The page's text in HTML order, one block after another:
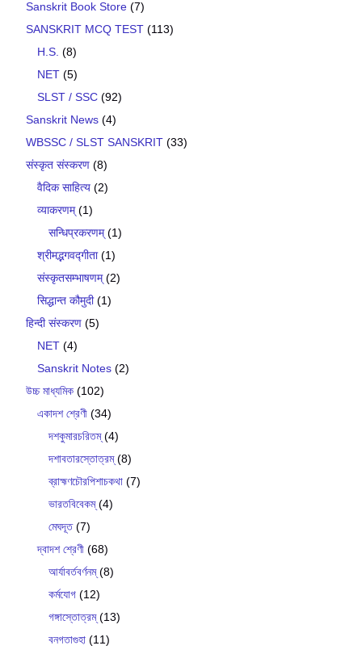
Sanskrit Book Store (7)
SANSKRIT MCQ TEST (113)
H.S. (8)
NET (5)
SLST / SSC (92)
Sanskrit News (4)
WBSSC / SLST SANSKRIT (33)
संस्कृत संस्करण (8)
वैदिक साहित्य (2)
व्याकरणम्(1)
सन्धिप्रकरणम्(1)
श्रीमद्भगवद्गीता(1)
संस्कृतसम्भाषणम्(2)
सिद्धान्त कौमुदी(1)
हिन्दी संस्करण (5)
NET (4)
Sanskrit Notes (2)
উচ্চ মাধ্যমিক (102)
একাদশ শ্রেণী (34)
দশকুমারচরিতম্(4)
দশাবতারস্তোত্রম্(8)
ব্রাহ্মণচৌরপিশাচকথা (7)
ভারতবিবেকম্(4)
মেঘদূত(7)
দ্বাদশ শ্রেণী (68)
আর্যাবর্তবর্ণনম্(8)
কর্মযোগ (12)
গঙ্গাস্তোত্রম্(13)
বনগতাগুহা (11)